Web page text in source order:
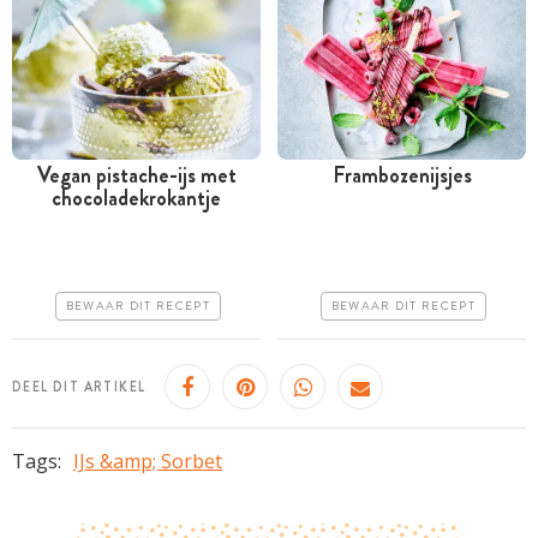
Meer dan 1 uur
Erg makkelijk
Vegan pistache-ijs met
chocoladekrokantje
BEWAAR DIT RECEPT Erg makkelijk
Frambozenijsjes
BEWAAR DIT RECEPT
DEEL DIT ARTIKEL
Tags: IJs &amp; Sorbet